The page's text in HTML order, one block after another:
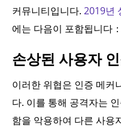
커뮤니티입니다. 2019년
에는 다음이 포함됩니다：
손상된 사용자
이러한 위협은 인증 메커
다. 이를 통해 공격자는
함을 악용하여 다른 사용